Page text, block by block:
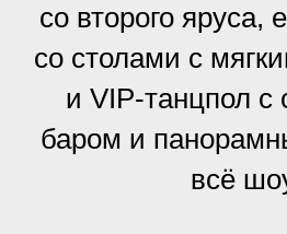
со второго яруса,
со столами с
и VIP-танцпол с
баром и
всё